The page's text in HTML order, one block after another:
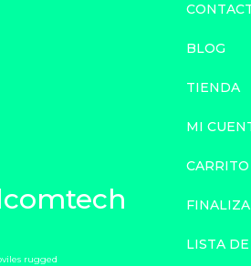
rugged
BLOG
TIENDA
MI
CARRITO
LISTA